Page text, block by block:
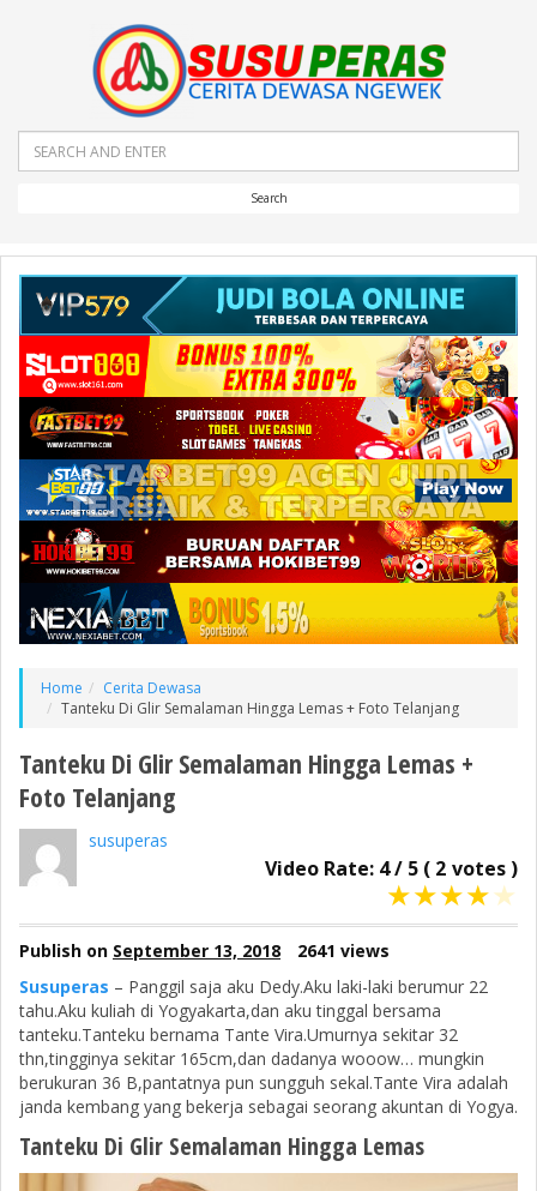
Search
Home
Cerita Dewasa
Tanteku Di Glir Semalaman Hingga Lemas + Foto Telanjang
Tanteku Di Glir Semalaman Hingga Lemas +
Foto Telanjang
susuperas
Video Rate: 4/ 5 ( 2 votes )
★★★★★
Publish on September 13, 2018
2641 views
Susuperas – Panggil saja aku Dedy.Aku laki-laki berumur 22
tahu.Aku kuliah di Yogyakarta,dan aku tinggal bersama
tanteku.Tanteku bernama Tante Vira.Umurnya sekitar 32
thn,tingginya sekitar 165cm,dan dadanya wooow… mungkin
berukuran 36 B,pantatnya pun sungguh sekal.Tante Vira adalah
janda kembang yang bekerja sebagai seorang akuntan di Yogya.
Tanteku Di Glir Semalaman Hingga Lemas